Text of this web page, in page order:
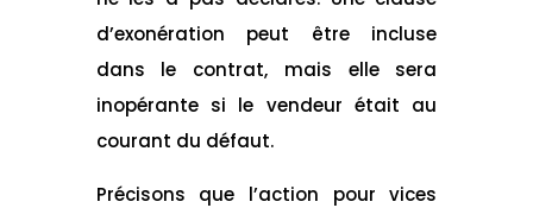
d’exonération peut être incluse
dans le contrat, mais elle sera
inopérante si le vendeur était au
courant du défaut.
Précisons que l’action pour vices